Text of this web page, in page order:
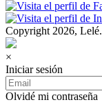
Copyright 2026, Lelé.
×
Iniciar sesión
Olvidé mi contraseña